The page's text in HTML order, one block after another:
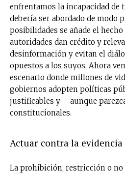
enfrentamos la incapacidad de
debería ser abordado de modo
posibilidades se añade el hecho
autoridades dan crédito y
desinformación y evitan el
opuestos a los suyos. Ahora
escenario donde millones de
gobiernos adopten políticas
justificables y —aunque
constitucionales.
Actuar contra la evidencia
La prohibición, restricción o